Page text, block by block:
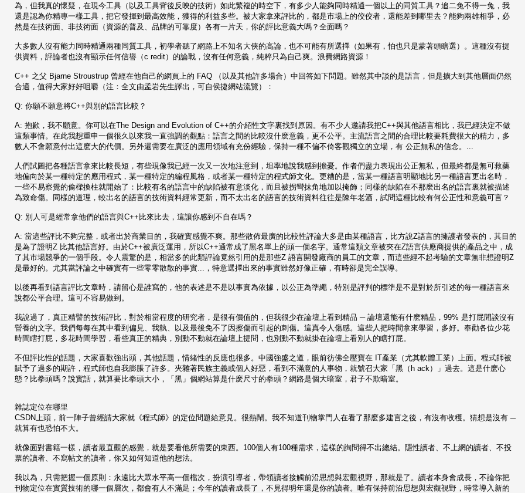
為，但我真的懷疑，在現今工具（以及工具背後反映的技術）如此繁複的時空下，有多少人能夠同時精通一個以上的同質工具？追二兔不得一兔，我
還是認為你精專一樣工具，把它發揮到最高效能，獲得的利益多些。被大家拿來評比的，都是市場上的佼佼者，還能差到哪里去？能夠兩雄相爭，必
然是在技術面、非技術面（資源的普及、品牌的可靠度）各有一片天，你的評比意義大嗎？全面嗎？
大多數人沒有能力同時精通兩種同質工具，初學者聽了網路上不知名大俠的高論，也不可能有所選擇（如果有，怕也只是蒙著頭瞎選）。這種沒有提
供資料，評論者也沒有顯示任何信譽（c redit）的論戰，沒有任何意義，純粹只為自己爽。浪費網路資源！
C++ 之父 Bjarne Stroustrup 曾經在他自己的網頁上的 FAQ （以及其他許多場合）中回答如下問題。雖然其中談的是語言，但是擴大到其他層面仍然
合適，值得大家好好咀嚼（注：全文由孟岩先生譯出，可自侯捷網站流覽）：
Q: 你願不願意將C++與別的語言比較？
A: 抱歉，我不願意。你可以在The Design and Evolution of C++的介紹性文字裏找到原因。有不少人邀請我把C++與其他語言相比，我已經決定不做
這類事情。在此我想重申一個很久以來我一直強調的觀點：語言之間的比較沒什麽意義，更不公平。主流語言之間的合理比較要耗費很大的精力，多
數人不會願意付出這麽大的代價。另外還需要在廣泛的應用領域有充份經驗，保持一種不偏不倚客觀獨立的立場，有 公正無私的信念。...
人們試圖把各種語言拿來比較長短，有些現像我已經一次又一次地注意到，坦率地說我感到擔憂。作者們盡力表現出公正無私，但最終都是無可救藥
地偏向於某一種特定的應用程式，某一種特定的編程風格，或者某一種特定的程式師文化。更糟的是，當某一種語言明顯地比另一種語言更出名時，
一些不易察覺的偷樑換柱就開始了：比較有名的語言中的缺陷被有意淡化，而且被拐彎抹角地加以掩飾；同樣的缺陷在不那麽出名的語言裏就被描述
為致命傷。同樣的道理，較出名的語言的技術資料經常更新，而不太出名的語言的技術資料往往是陳年老酒，試問這種比較有何公正性和意義可言？
Q: 別人可是經常拿他們的語言與C++比來比去，這讓你感到不自在嗎？
A: 當這些評比不夠完整，或者出於商業目的，我確實感覺不爽。那些散佈最廣的比較性評論大多是由某種語言，比方說Z語言的擁護者發表的，其目的
是為了證明Z 比其他語言好。由於C++被廣泛運用，所以C++通常成了黑名單上的頭一個名字。通常這類文章被夾在Z語言供應商提供的產品之中，成
了其市場競爭的一個手段。令人震驚的是，相當多的此類評論竟然引用的是那些Z 語言開發廠商的員工的文章，而這些經不起考驗的文章無非想證明Z
是最好的。尤其當評論之中確實有一些零零散散的事實...，特意選擇出來的事實雖然好像正確，有時卻是完全誤導。
以後再看到語言評比文章時，請留心是誰寫的，他的表述是不是以事實為依據，以公正為準繩，特別是評判的標準是不是對於所引述的每一種語言來
說都公平合理。這可不容易做到。
我說過了，真正精譬的技術評比，對於相當程度的研究者，是很有價值的，但我很少在論壇上看到精品 ─ 論壇還能有什麽精品，99% 是打屁閒談沒有
營養的文字。我們每每在其中看到偏見、我執、以及最後免不了因擦傷而引起的刺傷。這真令人傷感。這些人把時間拿來學習，多好。奉勸各位少花
時間瞎打屁，多花時間學習，看些真正的精典，別動不動就在論壇上提問，也別動不動就掛在論壇上看別人的瞎打屁。
不但評比性的話題，大家喜歡強出頭，其他話題，情緒性的反應也很多。中國強盛之道，眼前彷佛全壓寶在 IT產業（尤其軟體工業）上面。程式師被
賦予了過多的期許，程式師也自我膨脹了許多。夾雜著民族主義或個人好惡，看到不滿意的人事物，就號召大家「黑（h ack）」過去。這是什麽心
態？比拳頭嗎？說實話，就算要比拳頭大小，「黑」個網站算是什麽尺寸的拳頭？網路是個大暗室，君子不欺暗室。
雜誌定位在哪里
CSDN上頭，前一陣子曾經請大家就《程式師》的定位問題給意見。很熱鬧。我不知道刊物掌門人在看了那麽多建言之後，有沒有收穫。猜想是沒有 ─
就算有也恐怕不大。
就像面對書籍一樣，讀者最直觀的感覺，就是要看他所需要的東西。100個人有100種需求，這樣的詢問得不出總結。隱性讀者、不上網的讀者、不投
票的讀者、不寫帖文的讀者，你又如何知道他的想法。
我以為，只需把握一個原則：永遠比大眾水平高一個檔次，扮演引導者，帶領讀者接觸前沿思想與宏觀視野，那就是了。讀者本身會成長，不論你把
刊物定位在實質技術的哪一個層次，都會有人不滿足；今年的讀者成長了，不見得明年還是你的讀者。唯有保持前沿思想與宏觀視野，時常導入新的